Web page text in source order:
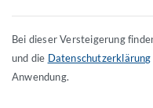
Bei dieser Versteigerung
und die Datenschutzerklärung
Anwendung.